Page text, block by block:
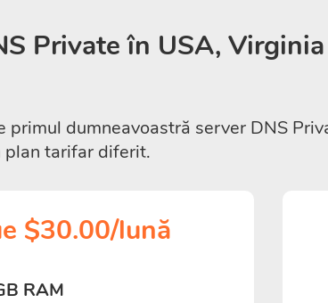
Private în USA, Virginia
primul dumneavoastră server DNS
plan tarifar diferit.
$30.00/lună
RAM